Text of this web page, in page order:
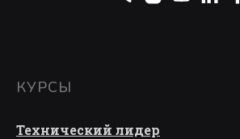
КУРСЫ
Технический лидер